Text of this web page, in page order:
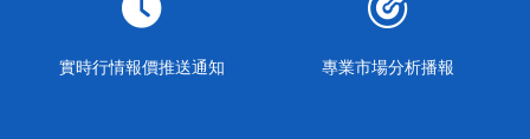
實時行情報價推送通知 專業市場分析播報